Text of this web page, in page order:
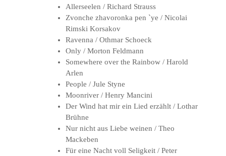
Allerseelen / Richard Strauss
Zvonche zhavoronka pen `ye / Nicolai
Rimski Korsakov
Ravenna / Othmar Schoeck
Only / Morton Feldmann
Somewhere over the Rainbow / Harold
Arlen
People / Jule Styne
Moonriver / Henry Mancini
Der Wind hat mir ein Lied erzählt / Lothar
Brühne
Nur nicht aus Liebe weinen / Theo
Mackeben
Für eine Nacht voll Seligkeit / Peter